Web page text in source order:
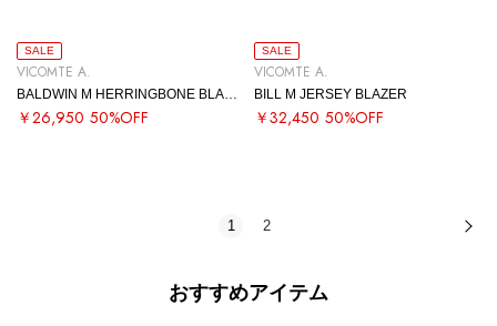
SALE
VICOMTE A.
BALDWIN M HERRINGBONE BLAZER
￥26,950 50%OFF
SALE
VICOMTE A.
BILL M JERSEY BLAZER
￥32,450 50%OFF
1 2
おすすめアイテム